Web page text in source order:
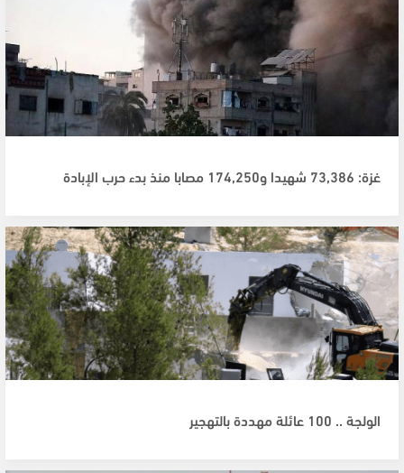
غزة: 73,386 شهيدا و174,250 مصابا منذ بدء حرب الإبادة
الولجة .. 100 عائلة مهددة بالتهجير